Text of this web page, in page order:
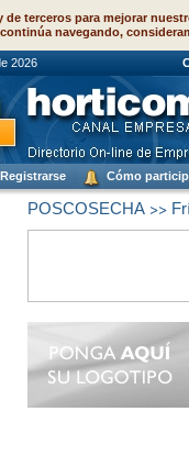
terceros para mejorar
navegando,
de 2026
Registrarse Cómo
POSCOSECHA>>